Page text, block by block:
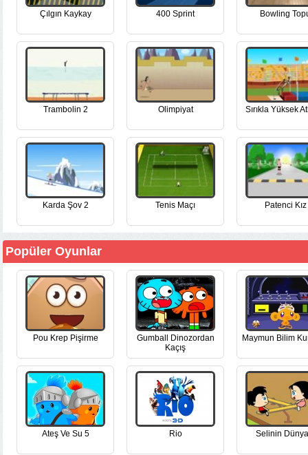
Çılgın Kaykay 400 Sprint Bowling
Trambolin 2 Olimpiyat Sırıkla Yüksek
Karda Şov 2 Tenis Maçı Patenci Kız
Popüler Oyunlar
Pou Krep Pişirme
Gumball Dinozordan
Kaçış
Maymun Bilim
Ateş Ve Su 5 Rio Selinin